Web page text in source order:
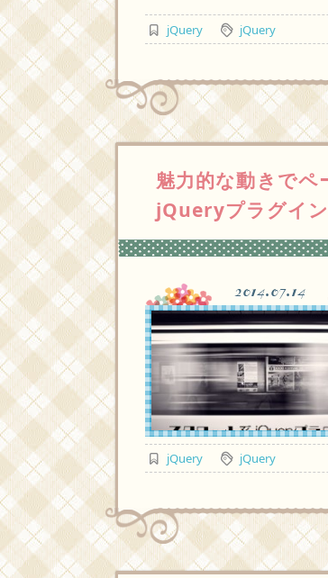
jQuery jQuery
魅力的な動きで
jQueryプラグイ
2014.07.14
jQuery jQuery